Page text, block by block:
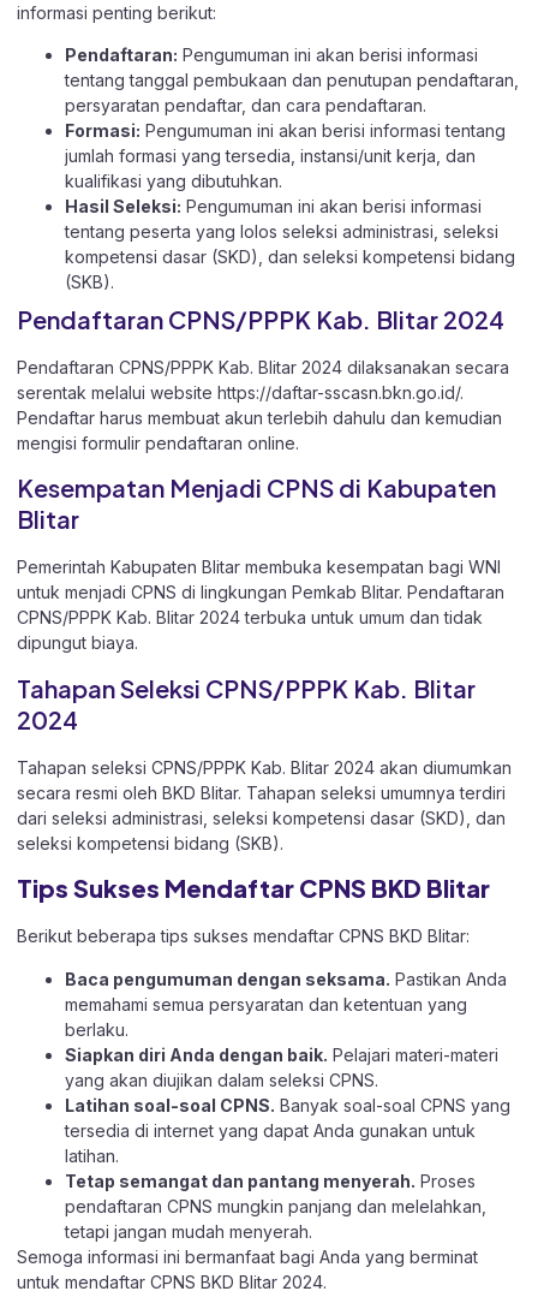
informasi penting berikut:
Pendaftaran: Pengumuman ini akan berisi informasi
tentang tanggal pembukaan dan penutupan pendaftaran,
persyaratan pendaftar, dan cara pendaftaran.
Formasi: Pengumuman ini akan berisi informasi tentang
jumlah formasi yang tersedia, instansi/unit kerja, dan
kualifikasi yang dibutuhkan.
Hasil Seleksi: Pengumuman ini akan berisi informasi
tentang peserta yang lolos seleksi administrasi, seleksi
kompetensi dasar (SKD), dan seleksi kompetensi bidang
(SKB).
Pendaftaran CPNS/PPPK Kab. Blitar 2024
Pendaftaran CPNS/PPPK Kab. Blitar 2024 dilaksanakan secara
serentak melalui website https://daftar-sscasn.bkn.go.id/.
Pendaftar harus membuat akun terlebih dahulu dan kemudian
mengisi formulir pendaftaran online.
Kesempatan Menjadi CPNS di Kabupaten
Blitar
Pemerintah Kabupaten Blitar membuka kesempatan bagi WNI
untuk menjadi CPNS di lingkungan Pemkab Blitar. Pendaftaran
CPNS/PPPK Kab. Blitar 2024 terbuka untuk umum dan tidak
dipungut biaya.
Tahapan Seleksi CPNS/PPPK Kab. Blitar
2024
Tahapan seleksi CPNS/PPPK Kab. Blitar 2024 akan diumumkan
secara resmi oleh BKD Blitar. Tahapan seleksi umumnya terdiri
dari seleksi administrasi, seleksi kompetensi dasar (SKD), dan
seleksi kompetensi bidang (SKB).
Tips Sukses Mendaftar CPNS BKD Blitar
Berikut beberapa tips sukses mendaftar CPNS BKD Blitar:
Baca pengumuman dengan seksama. Pastikan Anda
memahami semua persyaratan dan ketentuan yang
berlaku.
Siapkan diri Anda dengan baik. Pelajari materi-materi
yang akan diujikan dalam seleksi CPNS.
Latihan soal-soal CPNS. Banyak soal-soal CPNS yang
tersedia di internet yang dapat Anda gunakan untuk
latihan.
Tetap semangat dan pantang menyerah. Proses
pendaftaran CPNS mungkin panjang dan melelahkan,
tetapi jangan mudah menyerah.
Semoga informasi ini bermanfaat bagi Anda yang berminat
untuk mendaftar CPNS BKD Blitar 2024.